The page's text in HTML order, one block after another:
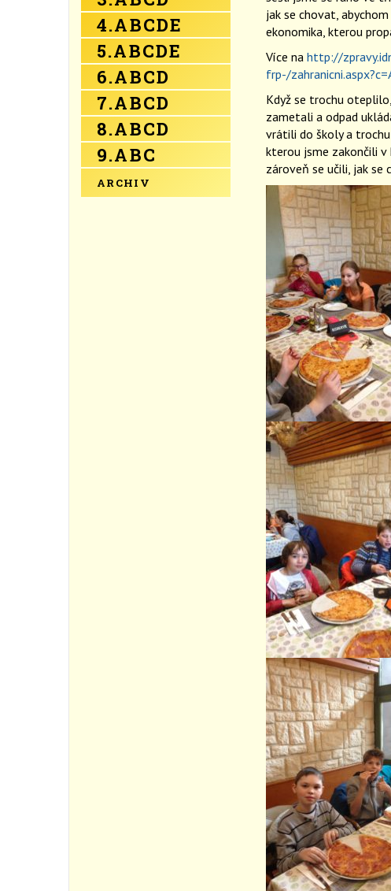
4.ABCDE
5.ABCDE
6.ABCD
7.ABCD
8.ABCD
9.ABC
ARCHIV
jak se chovat,
ekonomika, kterou
Více na http://
frp-/
Když se trochu
zametali a odpad
vrátili do školy a
kterou jsme zakončili v
zároveň se učili, jak se